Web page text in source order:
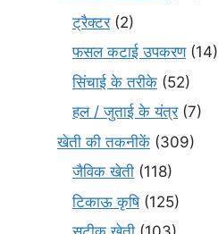
ट्रैक्टर(2)
फसल कटाई उपकरण(14)
सिंचाई के तरीके (52)
हल / जुताई के यंत्र(7)
खेती की तकनीकें (309)
जैविक खेती (118)
टिकाऊ कृषि(125)